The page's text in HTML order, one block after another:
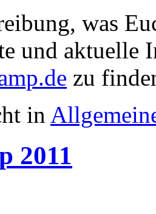
was
und aktuelle
zu
in
2011